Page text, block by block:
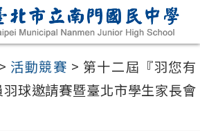
> 活動競賽 > 第十二屆『羽您有
球邀請賽暨臺北市學生家長會